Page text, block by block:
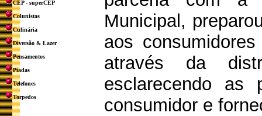
CEP - superCEP
Colunistas
Culinária
Diversão & Lazer
Pensamentos
Piadas
Telefones
Torpedos
Municipal,
aos
através da
esclarecendo as
consumidor e